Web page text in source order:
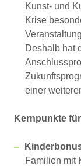
Kunst- und
Krise
Deshalb hat
einer
Kernpunkte
Familien mit